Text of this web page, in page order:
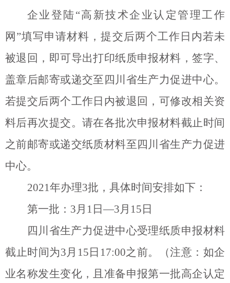
企业登陆“高新技术企业认定管理工作
网 ”填写申请材料，提交后两个工作日内若未
被退回，即可导出打印纸质申报材料，签字、
盖章后邮寄或递交至四川省生产力促进中心。
若提交后两个工作日内被退回，可修改相关资
料后再次提交。请在各批次申报材料截止时间
之前邮寄或递交纸质材料至四川省生产力促进
中心。
2021年办理3批，具体时间安排如下：
第一批： 3月 1 日—3月 15 日
四川省生产力促进中心受理纸质申报材料
截止时间为3月 15 日 17:00之前。（注意：如企
业名称发生变化，且准备申报第一批高企认定